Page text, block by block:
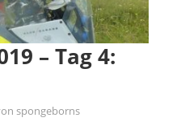
– Tag 4:
spongeborns